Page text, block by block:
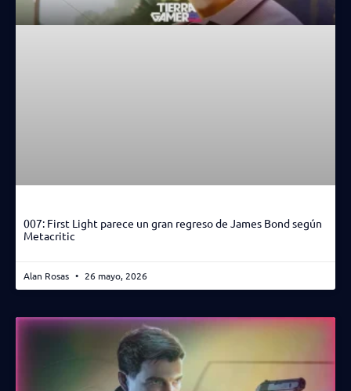
007: First Light parece un gran regreso de James Bond según
Metacritic
Alan Rosas 26 mayo, 2026